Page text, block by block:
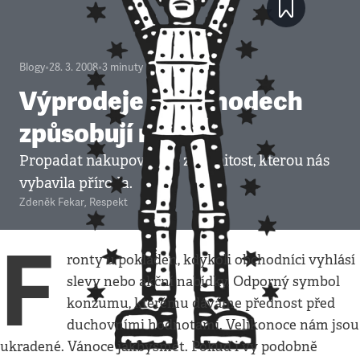
Blogy•28. 3. 2008•3 minuty
Výprodeje v obchodech
způsobují rozkoš
Propadat nakupování je zákonitost, kterou nás
vybavila příroda.
Zdeněk Fekar, Respekt
F
ronty u pokladen, kdykoli obchodníci vyhlásí
slevy nebo akční nabídky. Odporný symbol
konzumu, kterému dáváme přednost před
duchovními hodnotami. Velikonoce nám jsou
ukradené. Vánoce jakbysmet. Pokud i vy podobně